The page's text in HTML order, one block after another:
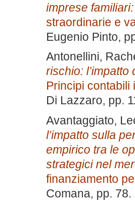
imprese
straordinarie e
Eugenio Pinto,
Antonellini,
rischio:
Principi contabili
Di Lazzaro, pp.
Avantaggiato,
l’impatto sulla
empirico tra le
strategici nel
finanziamento
Comana, pp.